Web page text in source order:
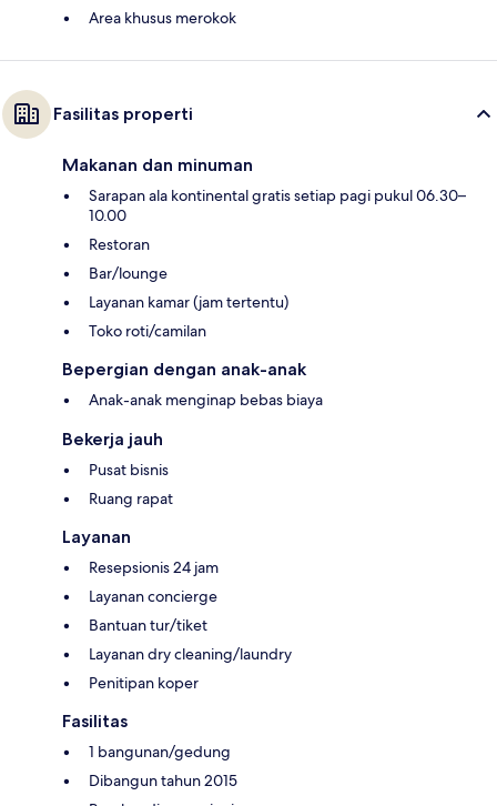
Area khusus merokok
Fasilitas properti
Makanan dan minuman
Sarapan ala kontinental gratis setiap pagi pukul 06.30–
10.00
Restoran
Bar/lounge
Layanan kamar (jam tertentu)
Toko roti/camilan
Bepergian dengan anak-anak
Anak-anak menginap bebas biaya
Bekerja jauh
Pusat bisnis
Ruang rapat
Layanan
Resepsionis 24 jam
Layanan concierge
Bantuan tur/tiket
Layanan dry cleaning/laundry
Penitipan koper
Fasilitas
1 bangunan/gedung
Dibangun tahun 2015